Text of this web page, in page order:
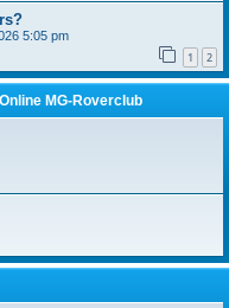
5:05 pm
1 2
MG-Roverclub